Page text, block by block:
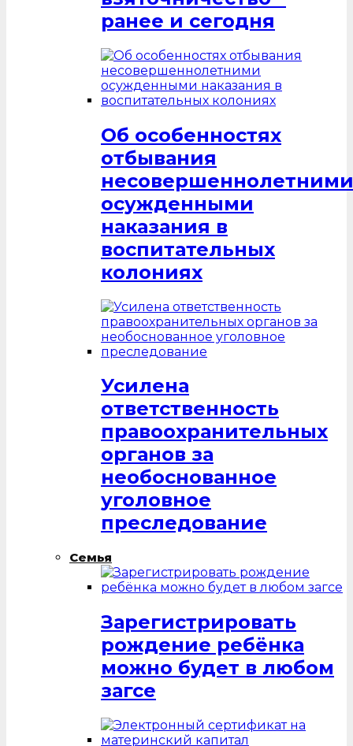
ранее и сегодня
Об особенностях
отбывания
несовершеннолетними
осужденными
наказания в
воспитательных
колониях
Усилена
ответственность
правоохранительных
органов за
необоснованное
уголовное
преследование
Семья
Зарегистрировать
рождение ребёнка
можно будет в любом
загсе